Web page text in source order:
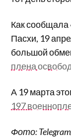
Как сообщала
Пасхи, 19
большой
плена
А 19 марта
197
Фото: